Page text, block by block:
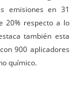
emisiones en 31
20% respecto a lo
también esta
900 aplicadores
químico.